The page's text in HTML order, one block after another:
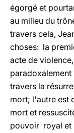
égorgé et
au milieu du
travers cela,
choses: la
acte de
paradoxalement
travers la
mort; l'autre est
mort et
pouvoir royal et